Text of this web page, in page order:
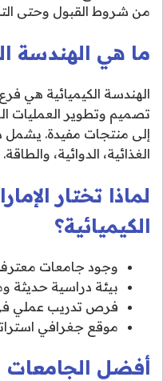
من شروط القبول وحتى
ما هي الهندسة
الهندسة الكيميائية هي
تصميم وتطوير العمليات
إلى منتجات مفيدة. يشمل
الغذائية، الدوائية، والطاقة.
لماذا تختار
الكيميائية؟
وجود جامعات معترف
بيئة دراسية حديثة
فرص تدريب عملي
موقع جغرافي
أفضل الجامعات